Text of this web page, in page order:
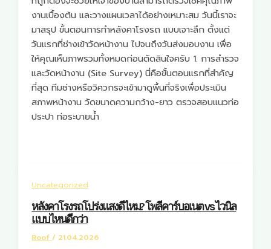
งานเบื้องต้น และวางแผนเวลาได้อย่างเหมาะสม วันนี้เราจะ
มาสรุป ขั้นตอนการทำหลังคาโรงรถ แบบเจาะลึก ตั้งแต่
วันแรกที่ช่างเข้าวัดหน้างาน ไปจนถึงวันส่งมอบงาน เพื่อ
ให้คุณเห็นภาพรวมทั้งหมดก่อนตัดสินใจครับ 1. การสำรวจ
และวัดหน้างาน (Site Survey) นี่คือขั้นตอนแรกที่สำคัญ
ที่สุด ทีมช่างหรือวิศวกรจะเข้ามาดูพื้นที่จริงเพื่อประเมิน
สภาพหน้างาน วัดขนาดความกว้าง-ยาว ตรวจสอบแนวท่อ
ประปา ท่อระบายน้ำ
Uncategorized
หลังคาโรงรถโปร่งแสงดีไหม? โพลีคาร์บอเนต vs ไวนิล
แบบไหนดีกว่า
Roof/ 21.04.2026